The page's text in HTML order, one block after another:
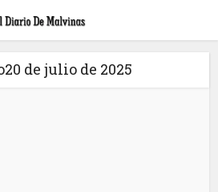
de julio de 2025